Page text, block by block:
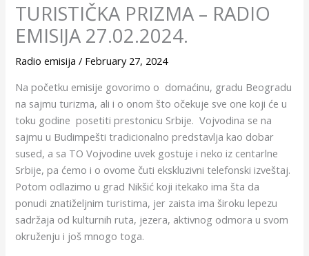
TURISTIČKA PRIZMA – RADIO
EMISIJA 27.02.2024.
Radio emisija / February 27, 2024
Na početku emisije govorimo o domaćinu, gradu Beogradu
na sajmu turizma, ali i o onom što očekuje sve one koji će u
toku godine posetiti prestonicu Srbije. Vojvodina se na
sajmu u Budimpešti tradicionalno predstavlja kao dobar
sused, a sa TO Vojvodine uvek gostuje i neko iz centarlne
Srbije, pa ćemo i o ovome čuti ekskluzivni telefonski izveštaj.
Potom odlazimo u grad Nikšić koji itekako ima šta da
ponudi znatiželjnim turistima, jer zaista ima široku lepezu
sadržaja od kulturnih ruta, jezera, aktivnog odmora u svom
okruženju i još mnogo toga.